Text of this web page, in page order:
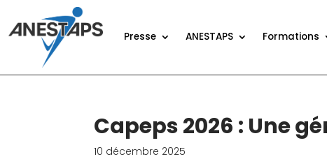
Presse ANESTAPS Formations
Capeps 2026 : Une
10 décembre 2025